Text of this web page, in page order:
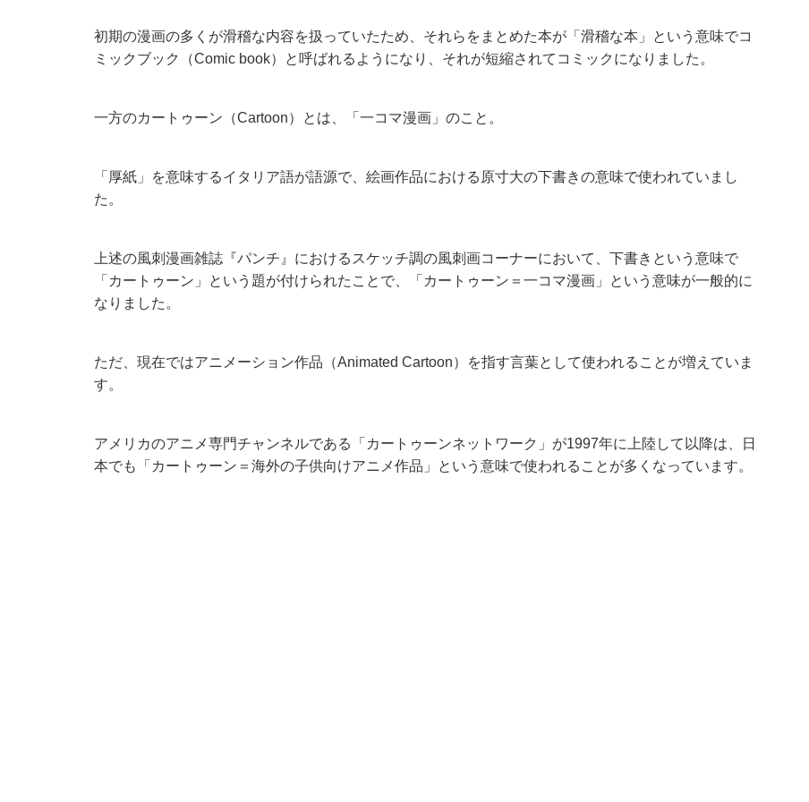
初期の漫画の多くが滑稽な内容を扱っていたため、それらをまとめた本が「滑稽な本」という意味でコ
ミックブック（Comic book）と呼ばれるようになり、それが短縮されてコミックになりました。
一方のカートゥーン（Cartoon）とは、「一コマ漫画」のこと。
「厚紙」を意味するイタリア語が語源で、絵画作品における原寸大の下書きの意味で使われていまし
た。
上述の風刺漫画雑誌『パンチ』におけるスケッチ調の風刺画コーナーにおいて、下書きという意味で
「カートゥーン」という題が付けられたことで、「カートゥーン＝一コマ漫画」という意味が一般的に
なりました。
ただ、現在ではアニメーション作品（Animated Cartoon）を指す言葉として使われることが増えていま
す。
アメリカのアニメ専門チャンネルである「カートゥーンネットワーク」が1997年に上陸して以降は、日
本でも「カートゥーン＝海外の子供向けアニメ作品」という意味で使われることが多くなっています。